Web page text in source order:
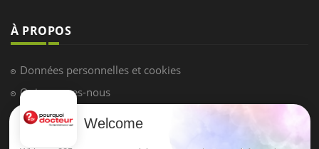
À PROPOS
Données personnelles et cookies
Qui sommes-nous
Conditions d'utilisation
Welcome